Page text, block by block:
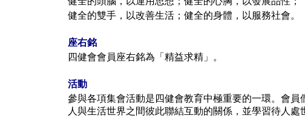
健全的雙手，以改善生活；健全的身體，以服務社會。
座右銘
四健會會員座右銘為「精益求精」。
活動
參與各項集會活動是四健會教育中極重要的一環。會員
人與生活世界之間彼此聯結互動的關係，並學習待人處